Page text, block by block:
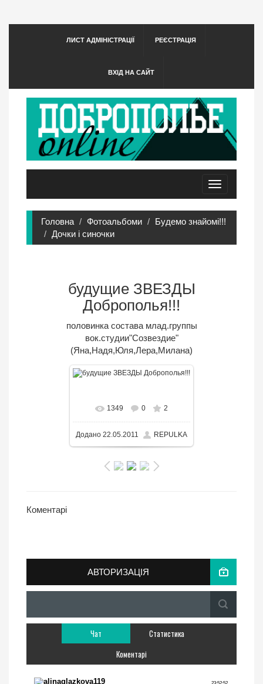
ЛИСТ АДМІНІСТРАЦІЇ РЕЄСТРАЦІЯ
ВХІД НА САЙТ
Toggle
navigation
Головна Фотоальбоми
Будемо знайомі!!!
Дочки і синочки
будущие ЗВЕЗДЫ
Доброполья!!!
половинка состава млад.группы
вок.студии"Созвездие"
(Яна,Надя,Юля,Лера,Милана)
1600x1200/ 589.1KB
1349 0 2
Додано 22.05.2011 REPULKA
Коментарі
АВТОРИЗАЦІЯ
Чат
Статистика
Коментарі